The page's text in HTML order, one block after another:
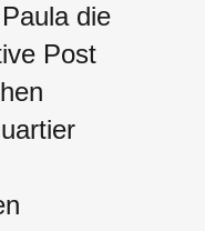
die
Post